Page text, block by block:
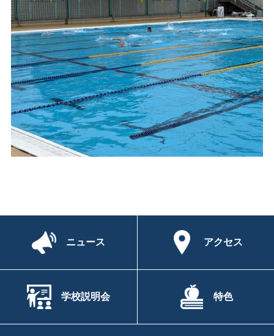
ニュース アクセス
学校説明会 特色